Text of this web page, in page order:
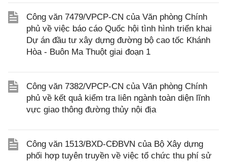
Công văn 7479/VPCP-CN của Văn phòng Chính
phủ về việc báo cáo Quốc hội tình hình triển khai
Dự án đầu tư xây dựng đường bộ cao tốc Khánh
Hòa - Buôn Ma Thuột giai đoạn 1
Công văn 7382/VPCP-CN của Văn phòng Chính
phủ về kết quả kiểm tra liên ngành toàn diện lĩnh
vực giao thông đường thủy nội địa
Công văn 1513/BXD-CĐBVN của Bộ Xây dựng
phối hợp tuyên truyền về việc tổ chức thu phí sử